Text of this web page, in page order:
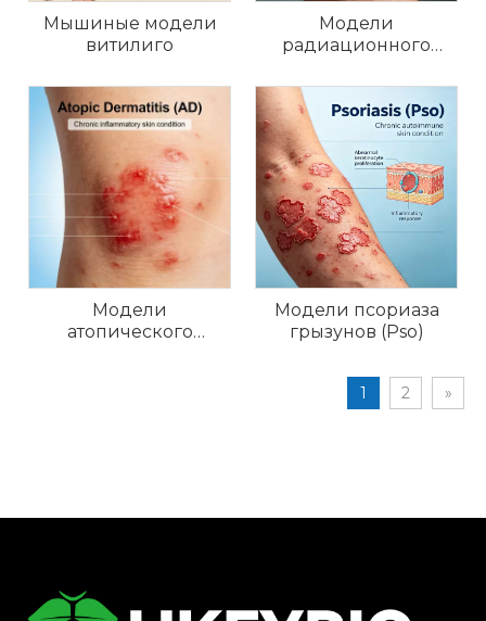
Мышиные модели
витилиго
Модели
радиационного
крыс
Модели
атопического
Модели псориаза
грызунов (Pso)
1 2 »